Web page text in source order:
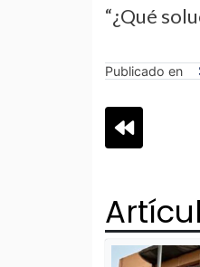
“¿Qué
Publicado en
de